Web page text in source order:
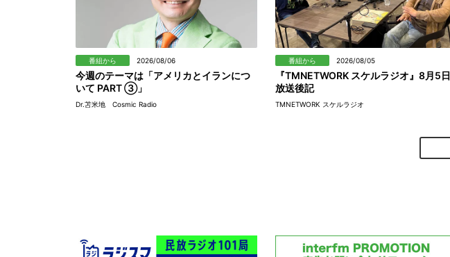
番組から 2026/08/06
今週のテーマは「アメリカとイランにつ
いて PART ③」
Dr.苫米地 Cosmic Radio
番組から 2026/08/05
『TMNETWORK スケルラジオ』8月5日
放送後記
TMNETWORK スケルラジオ